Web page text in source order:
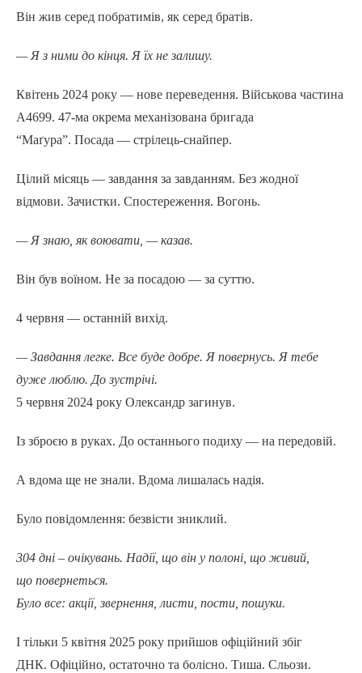
Він жив серед побратимів, як серед братів.
— Я з ними до кінця. Я їх не залишу.
Квітень 2024 року — нове переведення. Військова частина
А4699. 47-ма окрема механізована бригада
“Маґура”. Посада — стрілець-снайпер.
Цілий місяць — завдання за завданням. Без жодної
відмови. Зачистки. Спостереження. Вогонь.
— Я знаю, як воювати, — казав.
Він був воїном. Не за посадою — за суттю.
4 червня — останній вихід.
— Завдання легке. Все буде добре. Я повернусь. Я тебе
дуже люблю. До зустрічі.
5 червня 2024 року Олександр загинув.
Із зброєю в руках. До останнього подиху — на передовій.
А вдома ще не знали. Вдома лишалась надія.
Було повідомлення: безвісти зниклий.
304 дні – очікувань. Надії, що він у полоні, що живий,
що повернеться.
Було все: акції, звернення, листи, пости, пошуки.
І тільки 5 квітня 2025 року прийшов офіційний збіг
ДНК. Офіційно, остаточно та болісно. Тиша. Сльози.